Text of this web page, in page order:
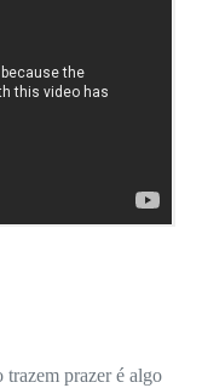
trazem prazer é algo